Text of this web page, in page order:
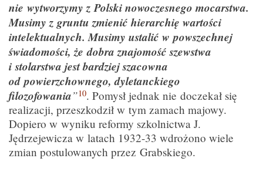
nie wytworzymy z Polski nowoczesnego mocarstwa.
Musimy z gruntu zmienić hierarchię wartości
intelektualnych. Musimy ustalić w powszechnej
świadomości, że dobra znajomość szewstwa
i stolarstwa jest bardziej szacowna
od powierzchownego, dyletanckiego
filozofowania”10. Pomysł jednak nie doczekał się
realizacji, przeszkodził w tym zamach majowy.
Dopiero w wyniku reformy szkolnictwa J.
Jędrzejewicza w latach 1932-33 wdrożono wiele
zmian postulowanych przez Grabskiego.